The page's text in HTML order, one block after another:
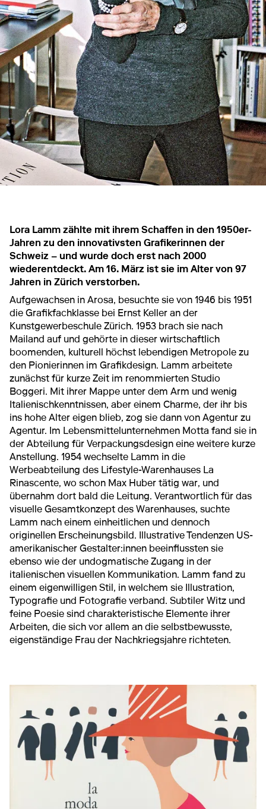
Lora Lamm zählte mit ihrem Schaffen in den 1950er-
Jahren zu den innovativsten Grafikerinnen der
Schweiz – und wurde doch erst nach 2000
wiederentdeckt. Am 16. März ist sie im Alter von 97
Jahren in Zürich verstorben.
Aufgewachsen in Arosa, besuchte sie von 1946 bis 1951
die Grafikfachklasse bei Ernst Keller an der
Kunstgewerbeschule Zürich. 1953 brach sie nach
Mailand auf und gehörte in dieser wirtschaftlich
boomenden, kulturell höchst lebendigen Metropole zu
den Pionierinnen im Grafikdesign. Lamm arbeitete
zunächst für kurze Zeit im renommierten Studio
Boggeri. Mit ihrer Mappe unter dem Arm und wenig
Italienischkenntnissen, aber einem Charme, der ihr bis
ins hohe Alter eigen blieb, zog sie dann von Agentur zu
Agentur. Im Lebensmittelunternehmen Motta fand sie in
der Abteilung für Verpackungsdesign eine weitere kurze
Anstellung. 1954 wechselte Lamm in die
Werbeabteilung des Lifestyle-Warenhauses La
Rinascente, wo schon Max Huber tätig war, und
übernahm dort bald die Leitung. Verantwortlich für das
visuelle Gesamtkonzept des Warenhauses, suchte
Lamm nach einem einheitlichen und dennoch
originellen Erscheinungsbild. Illustrative Tendenzen US-
amerikanischer Gestalter:innen beeinflussten sie
ebenso wie der undogmatische Zugang in der
italienischen visuellen Kommunikation. Lamm fand zu
einem eigenwilligen Stil, in welchem sie Illustration,
Typografie und Fotografie verband. Subtiler Witz und
feine Poesie sind charakteristische Elemente ihrer
Arbeiten, die sich vor allem an die selbstbewusste,
eigenständige Frau der Nachkriegsjahre richteten.